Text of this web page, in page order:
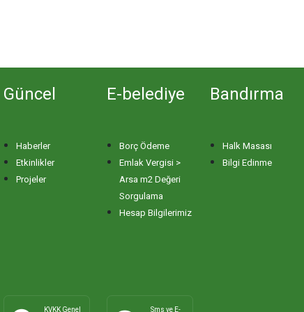
Güncel
Haberler
Etkinlikler
Projeler
E-belediye
Borç Ödeme
Emlak Vergisi >
Arsa m2 Değeri
Sorgulama
Hesap Bilgilerimiz
Bandırma
Halk Masası
Bilgi Edinme
KVKK Genel Sms ve E-